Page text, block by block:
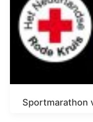
Sportmarathon